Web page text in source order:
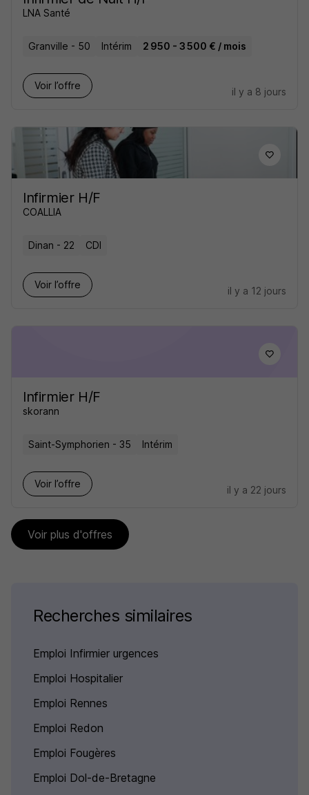
LNA Santé
Granville - 50 Intérim 2 950 - 3 500 € / mois
Voir l’offre
il y a 8 jours
Infirmier H/F
COALLIA
Dinan - 22 CDI
Voir l’offre
il y a 12 jours
Infirmier H/F
skorann
Saint-Symphorien - 35 Intérim
Voir l’offre
il y a 22 jours
Voir plus d'offres
Recherches similaires
Emploi Infirmier urgences
Emploi Hospitalier
Emploi Rennes
Emploi Redon
Emploi Fougères
Emploi Dol-de-Bretagne